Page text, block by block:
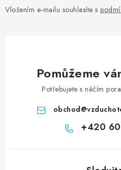
Vložením e-mailu souhlasíte s
Pomůžeme
Potřebujete s něčím
obchod@
+420